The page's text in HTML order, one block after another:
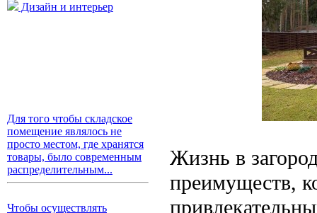
Дизайн и интерьер
Для того чтобы складское
помещение являлось не
просто местом, где хранятся
товары, было современным
распределительным...
Чтобы осуществлять
Жизнь в
преимуществ,